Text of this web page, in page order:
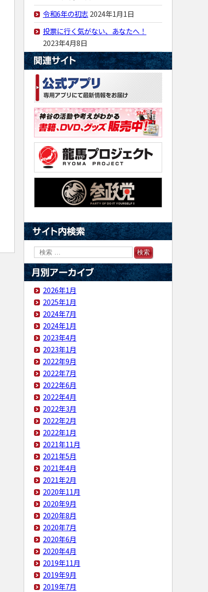
令和6年の初志 2024年1月1日
投票に行く気がない、あなたへ！
2023年4月8日
2026年1月
2025年1月
2024年7月
2024年1月
2023年4月
2023年1月
2022年9月
2022年7月
2022年6月
2022年4月
2022年3月
2022年2月
2022年1月
2021年11月
2021年5月
2021年4月
2021年2月
2020年11月
2020年9月
2020年8月
2020年7月
2020年6月
2020年4月
2019年11月
2019年9月
2019年7月